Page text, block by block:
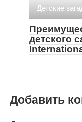
Детские
детского
Добавить